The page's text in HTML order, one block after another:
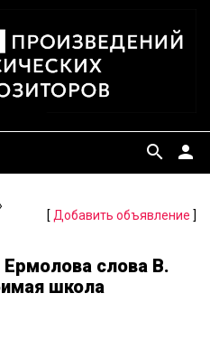
person
search
[ Добавить объявление ]
слова В.
школа